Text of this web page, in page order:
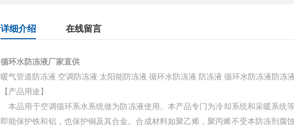
详细介绍 在线留言
循环水防冻液厂家直供
暖气管道防冻液 空调防冻液 太阳能防冻液 循环水防冻液 防冻液 循环水防冻液防冻
【产品用途】
本品用于空调循环系水系统做为防冻液使用。本产品专门为冷却系统和采暖系统
即能保护铁和铝，也保护铜及其合金。合成材料如聚乙烯，聚丙烯不受本防冻剂腐